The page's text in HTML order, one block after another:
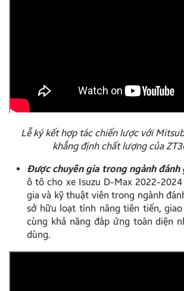
Lễ ký kết hợp tác chiến lược với
khẳng định chất lượng của
Được chuyên gia trong ngành đánh
ô tô cho xe Isuzu D-Max 2022-
gia và kỹ thuật viên trong ngành
sở hữu loạt tính năng tiên tiến,
cùng khả năng đáp ứng toàn diện
dùng.